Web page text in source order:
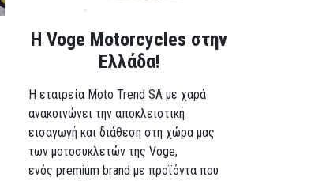
H Voge Motorcycles στην
Ελλάδα!
Η εταιρεία Moto Trend SA με χαρά
ανακοινώνει την αποκλειστική
εισαγωγή και διάθεση στη χώρα μας
των μοτοσυκλετών της Voge,
ενός premium brand με προϊόντα που